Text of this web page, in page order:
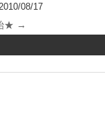
08/17
★ →